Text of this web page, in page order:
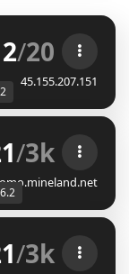
1.16.5-
1.18.2
построек. /p auto
2/20
45.155.207.151
ɴᴇᴛᴡᴏʀᴋ ☀
ꜱᴍᴘ ⇆ ꜱᴋʏʙʟᴏᴄᴋ
/3k
ɴᴇᴛᴡᴏʀᴋ ☀
ꜱᴍᴘ ⇆ ꜱᴋʏʙʟᴏᴄᴋ
/3k